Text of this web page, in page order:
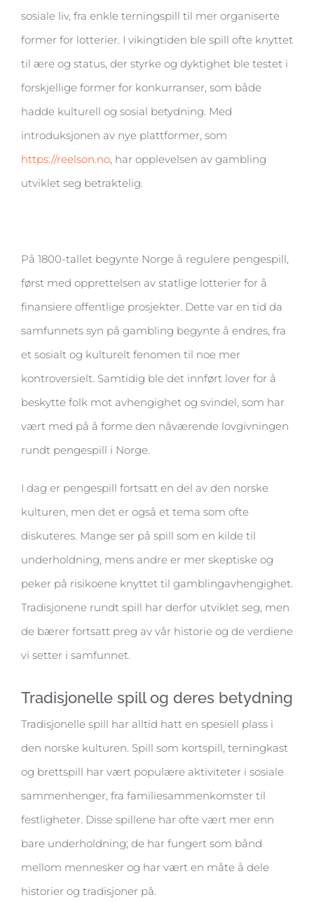
sosiale liv, fra enkle terningspill til mer organiserte
former for lotterier. I vikingtiden ble spill ofte knyttet
til ære og status, der styrke og dyktighet ble testet i
forskjellige former for konkurranser, som både
hadde kulturell og sosial betydning. Med
introduksjonen av nye plattformer, som
https://reelson.no, har opplevelsen av gambling
utviklet seg betraktelig.
På 1800-tallet begynte Norge å regulere pengespill,
først med opprettelsen av statlige lotterier for å
finansiere offentlige prosjekter. Dette var en tid da
samfunnets syn på gambling begynte å endres, fra
et sosialt og kulturelt fenomen til noe mer
kontroversielt. Samtidig ble det innført lover for å
beskytte folk mot avhengighet og svindel, som har
vært med på å forme den nåværende lovgivningen
rundt pengespill i Norge.
I dag er pengespill fortsatt en del av den norske
kulturen, men det er også et tema som ofte
diskuteres. Mange ser på spill som en kilde til
underholdning, mens andre er mer skeptiske og
peker på risikoene knyttet til gamblingavhengighet.
Tradisjonene rundt spill har derfor utviklet seg, men
de bærer fortsatt preg av vår historie og de verdiene
vi setter i samfunnet.
Tradisjonelle spill og deres betydning
Tradisjonelle spill har alltid hatt en spesiell plass i
den norske kulturen. Spill som kortspill, terningkast
og brettspill har vært populære aktiviteter i sosiale
sammenhenger, fra familiesammenkomster til
festligheter. Disse spillene har ofte vært mer enn
bare underholdning; de har fungert som bånd
mellom mennesker og har vært en måte å dele
historier og tradisjoner på.